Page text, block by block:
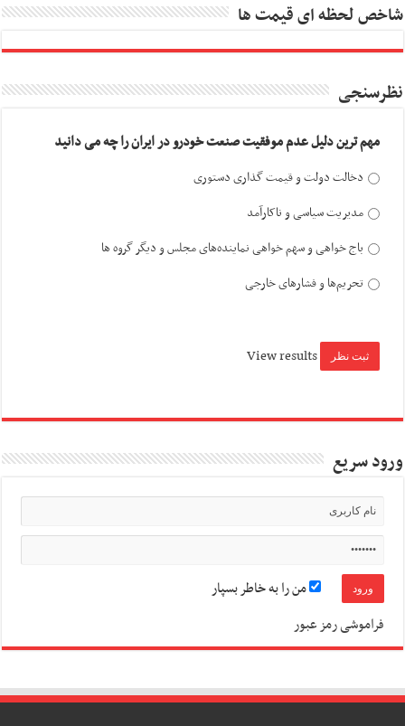
شاخص لحظه ای قیمت ها
نظرسنجی
مهم ترین دلیل عدم موفقیت صنعت خودرو در ایران را چه می دانید
دخالت دولت و قیمت گذاری دستوری
مدیریت سیاسی و ناکارآمد
باج خواهی و سهم خواهی نماینده‌های مجلس و دیگر گروه ها
تحریم‌ها و فشارهای خارجی
View results
ورود سریع
من را به خاطر بسپار
فراموشی رمز عبور